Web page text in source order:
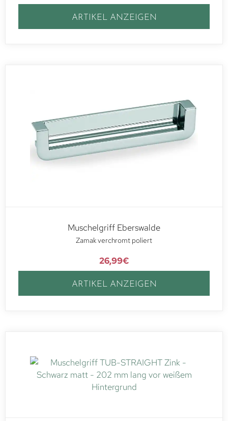
ARTIKEL ANZEIGEN
Muschelgriff Eberswalde
Zamak verchromt poliert
26,99€
ARTIKEL ANZEIGEN